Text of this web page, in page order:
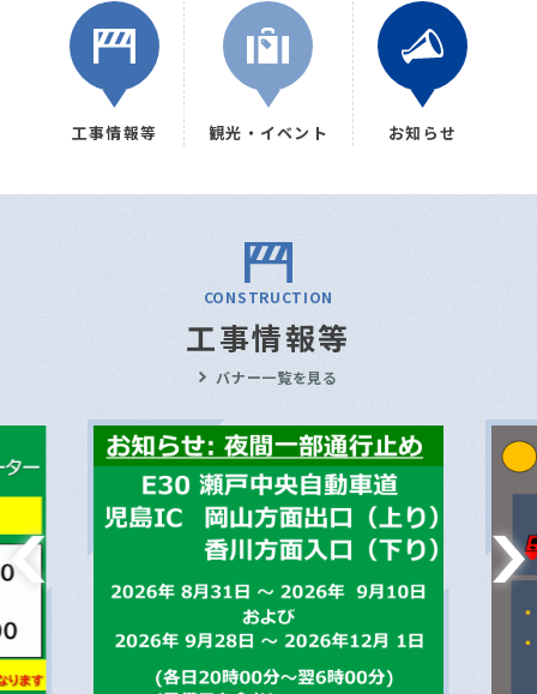
工事情報等 観光・イベント お知らせ
CONSTRUCTION
工事情報等
バナー一覧を見る